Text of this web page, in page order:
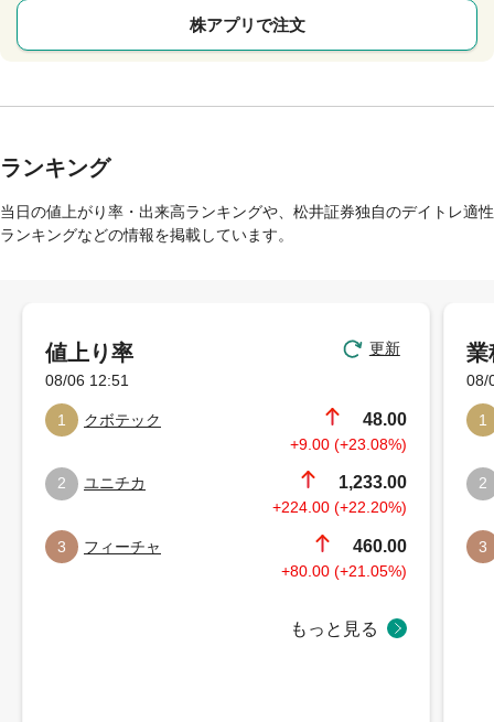
株アプリで注文
ランキング
当日の値上がり率・出来高ランキングや、松井証券独自のデイトレ適性
ランキングなどの情報を掲載しています。